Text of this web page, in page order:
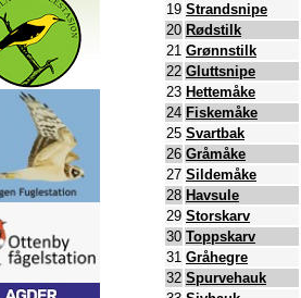
19 Strandsnipe
20 Rødstilk
21 Grønnstilk
22 Gluttsnipe
23 Hettemåke
24 Fiskemåke
25 Svartbak
26 Gråmåke
27 Sildemåke
28 Havsule
29 Storskarv
30 Toppskarv
31 Gråhegre
32 Spurvehauk